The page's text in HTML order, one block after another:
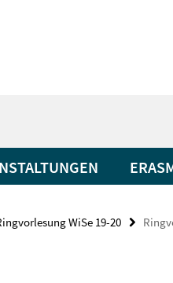
WiSe 19-20